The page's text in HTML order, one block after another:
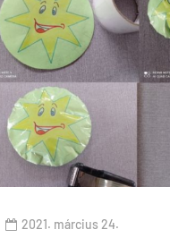
2021. március 24.